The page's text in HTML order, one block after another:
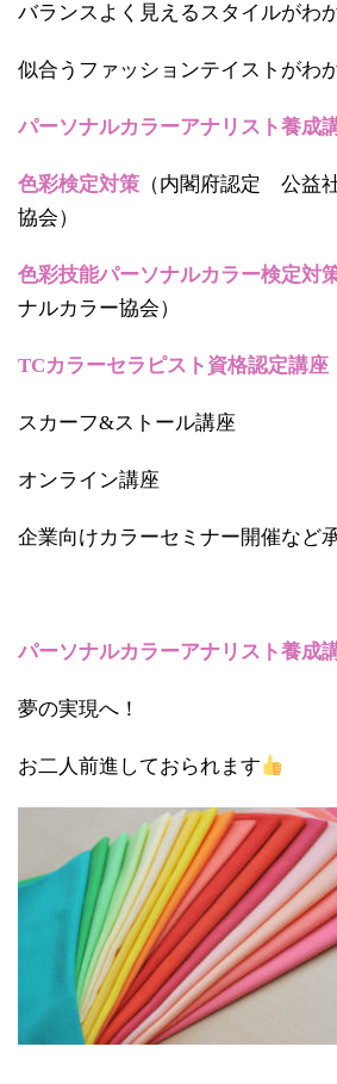
バランスよく見えるスタイルがわ
似合うファッションテイストがわ
パーソナルカラーアナリスト養成
色彩検定対策 （内閣府認定 公益
協会）
色彩技能パーソナルカラー検定対
ナルカラー協会）
TCカラーセラピスト資格認定講座
スカーフ&ストール講座
オンライン講座
企業向けカラーセミナー開催など
パーソナルカラーアナリスト養成
夢の実現へ！
お二人前進しておられます